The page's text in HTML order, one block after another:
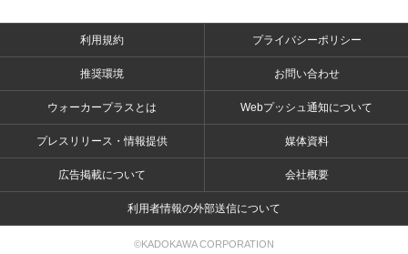
利用規約 プライバシーポリシー
推奨環境 お問い合わせ
ウォーカープラスとは Webプッシュ通知について
プレスリリース・情報提供 媒体資料
広告掲載について 会社概要
利用者情報の外部送信について
©KADOKAWA CORPORATION